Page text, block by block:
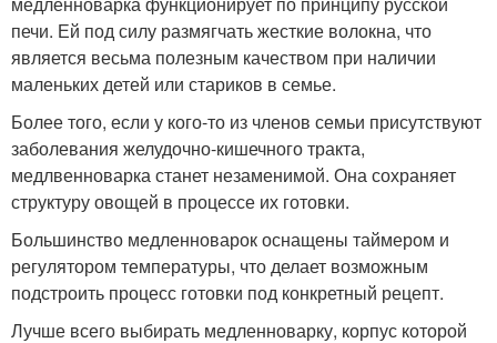
печи. Ей под силу размягчать жесткие волокна, что
является весьма полезным качеством при наличии
маленьких детей или стариков в семье.
Более того, если у кого-то из членов семьи присутствуют
заболевания желудочно-кишечного тракта,
медлвенноварка станет незаменимой. Она сохраняет
структуру овощей в процессе их готовки.
Большинство медленноварок оснащены таймером и
регулятором температуры, что делает возможным
подстроить процесс готовки под конкретный рецепт.
Лучше всего выбирать медленноварку, корпус которой